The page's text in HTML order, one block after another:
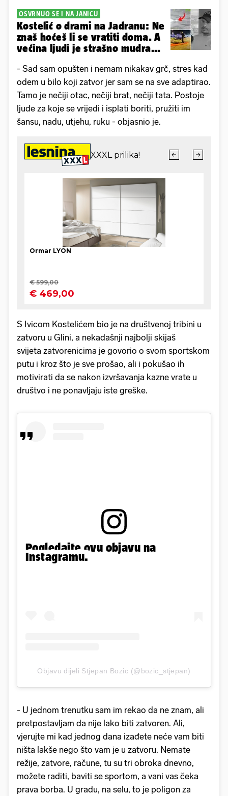
OSVRNUO SE I NA JANICU
Kostelić o drami na Jadranu: Ne
znaš hoćeš li se vratiti doma. A
većina ljudi je strašno mudra...
- Sad sam opušten i nemam nikakav grč, stres kad
odem u bilo koji zatvor jer sam se na sve adaptirao.
Tamo je nečiji otac, nečiji brat, nečiji tata. Postoje
ljude za koje se vrijedi i isplati boriti, pružiti im
šansu, nadu, utjehu, ruku - objasnio je.
S Ivicom Kostelićem bio je na društvenoj tribini u
zatvoru u Glini, a nekadašnji najbolji skijaš
svijeta zatvorenicima je govorio o svom sportskom
putu i kroz što je sve prošao, ali i pokušao ih
motivirati da se nakon izvršavanja kazne vrate u
društvo i ne ponavljaju iste greške.
Pogledajte ovu objavu na
Instagramu.
Objavu dijeli Stjepan Bozic (@bozic_stjepan)
- U jednom trenutku sam im rekao da ne znam, ali
pretpostavljam da nije lako biti zatvoren. Ali,
vjerujte mi kad jednog dana izađete neće vam biti
ništa lakše nego što vam je u zatvoru. Nemate
režije, zatvore, račune, tu su tri obroka dnevno,
možete raditi, baviti se sportom, a vani vas čeka
prava borba. U gradu, na selu, to je poligon za